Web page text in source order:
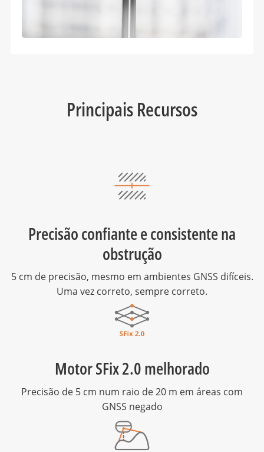
Principais Recursos
Precisão confiante e consistente na
obstrução
5 cm de precisão, mesmo em ambientes GNSS difíceis.
Uma vez correto, sempre correto.
Motor SFix 2.0 melhorado
Precisão de 5 cm num raio de 20 m em áreas com
GNSS negado